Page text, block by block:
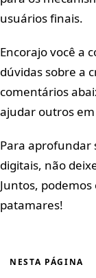
usuários finais.
Encorajo você a
dúvidas sobre a
comentários
ajudar outros
Para aprofundar
digitais, não
Juntos,
patamares!
NESTA PÁGINA